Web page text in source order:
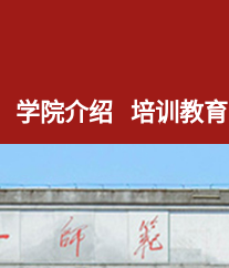
学院介绍 培训教育